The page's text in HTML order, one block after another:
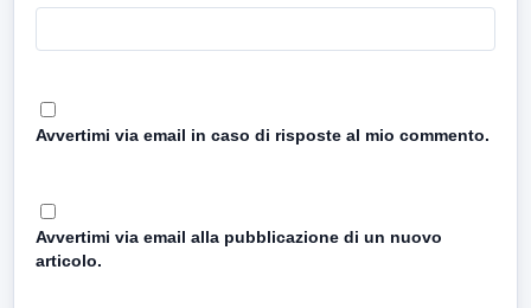
Avvertimi via email in caso di risposte al mio commento.
Avvertimi via email alla pubblicazione di un nuovo
articolo.